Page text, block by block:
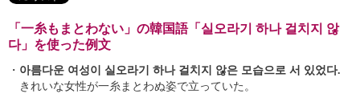
「一糸もまとわない」の韓国語「실오라기 하나 걸치지 않
다」を使った例文
・ 아름다운 여성이 실오라기 하나 걸치지 않은 모습으로 서 있었다.
きれいな女性が一糸まとわぬ姿で立っていた。